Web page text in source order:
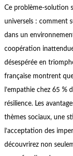
Ce problème-solution
universels : comment
dans un
coopération
désespérée en
française montrent
l’empathie chez 65 %
résilience. Les
thèmes sociaux, une
l’acceptation des
découvrirez non